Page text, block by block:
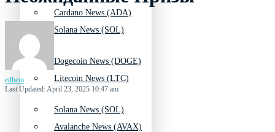
Solana News (SOL)
Litecoin News (LTC)
Avalanche News (AVAX)
Cardano News (ADA)
Dogecoin News (DOGE)
Solana News (SOL)
edhem
Last Updated: April 23, 2025 10:47 am